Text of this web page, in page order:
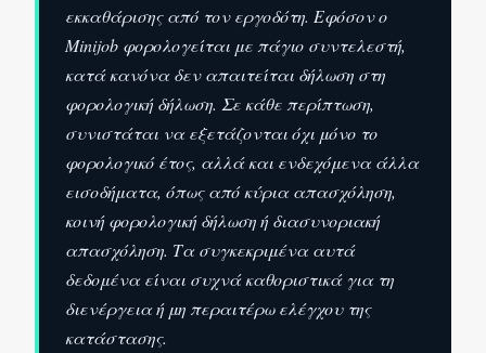
εκκαθάρισης από τον εργοδότη. Εφόσον ο
Minijob φορολογείται με πάγιο συντελεστή,
κατά κανόνα δεν απαιτείται δήλωση στη
φορολογική δήλωση. Σε κάθε περίπτωση,
συνιστάται να εξετάζονται όχι μόνο το
φορολογικό έτος, αλλά και ενδεχόμενα άλλα
εισοδήματα, όπως από κύρια απασχόληση,
κοινή φορολογική δήλωση ή διασυνοριακή
απασχόληση. Τα συγκεκριμένα αυτά
δεδομένα είναι συχνά καθοριστικά για τη
διενέργεια ή μη περαιτέρω ελέγχου της
κατάστασης.